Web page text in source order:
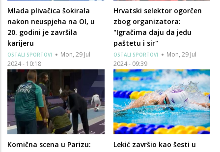
Mlada plivačica šokirala
nakon neuspjeha na OI, u
20. godini je završila
karijeru
OSTALI SPORTOVI
Mon, 29 Jul
2024 - 10:18
Hrvatski selektor ogorčen
zbog organizatora:
"Igračima daju da jedu
paštetu i sir"
OSTALI SPORTOVI
Mon, 29 Jul
2024 - 09:39
Komična scena u Parizu:
Lekić završio kao šesti u